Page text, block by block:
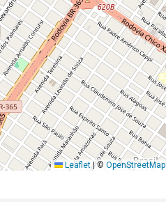
Leaflet |© OpenStreetMap